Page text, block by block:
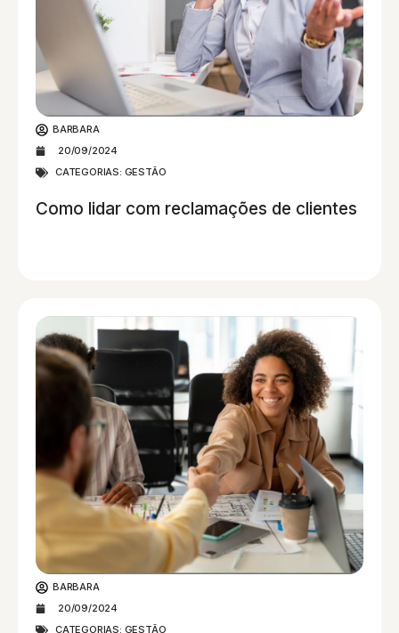
BARBARA
20/09/2024
CATEGORIAS: GESTÃO
Como lidar com reclamações de clientes
BARBARA
20/09/2024
CATEGORIAS: GESTÃO